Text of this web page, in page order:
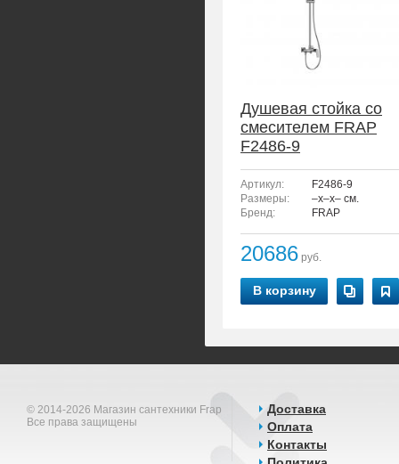
Душевая стойка со
смесителем FRAP
F2486-9
Артикул:
F2486-9
Размеры:
–x–x– см.
Бренд:
FRAP
20686 руб.
В корзину
© 2014-2026 Магазин сантехники Frap
Все права защищены
Доставка
Оплата
Контакты